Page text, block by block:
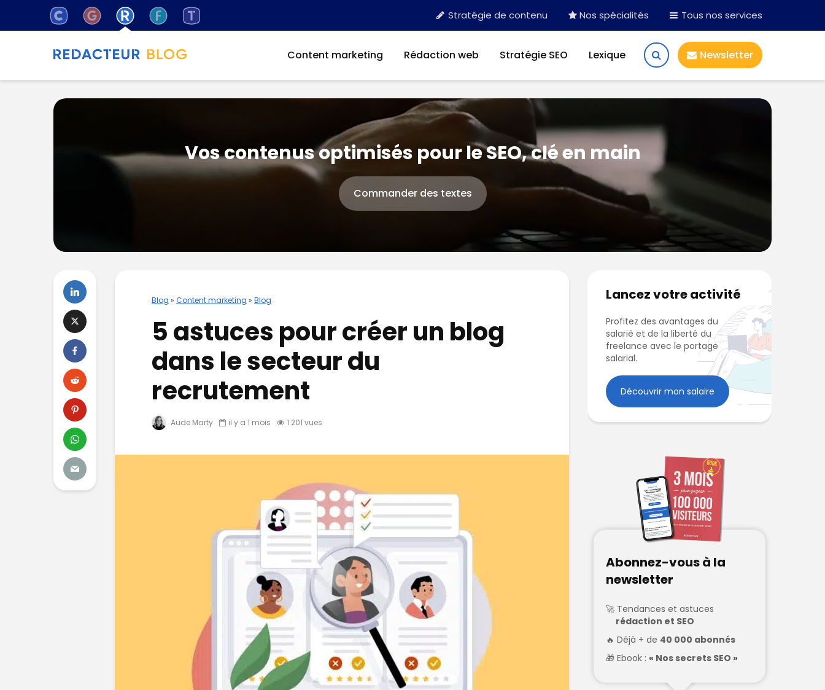
Stratégie de contenu Nos spécialités Tous nos services
Content marketing Rédaction web Stratégie SEO Lexique Newsletter
Vos contenus optimisés pour le SEO, clé en main
Commander des textes
Blog » Content marketing » Blog
5 astuces pour créer un blog
dans le secteur du
recrutement
Aude Marty il y a 1 mois 1 201 vues
Lancez votre activité
Profitez des avantages du
salarié et de la liberté du
freelance avec le portage
salarial.
Découvrir mon salaire
Abonnez-vous à la
newsletter
Tendances et astuces
rédaction et SEO
Déjà + de 40 000 abonnés
Ebook : « Nos secrets SEO »